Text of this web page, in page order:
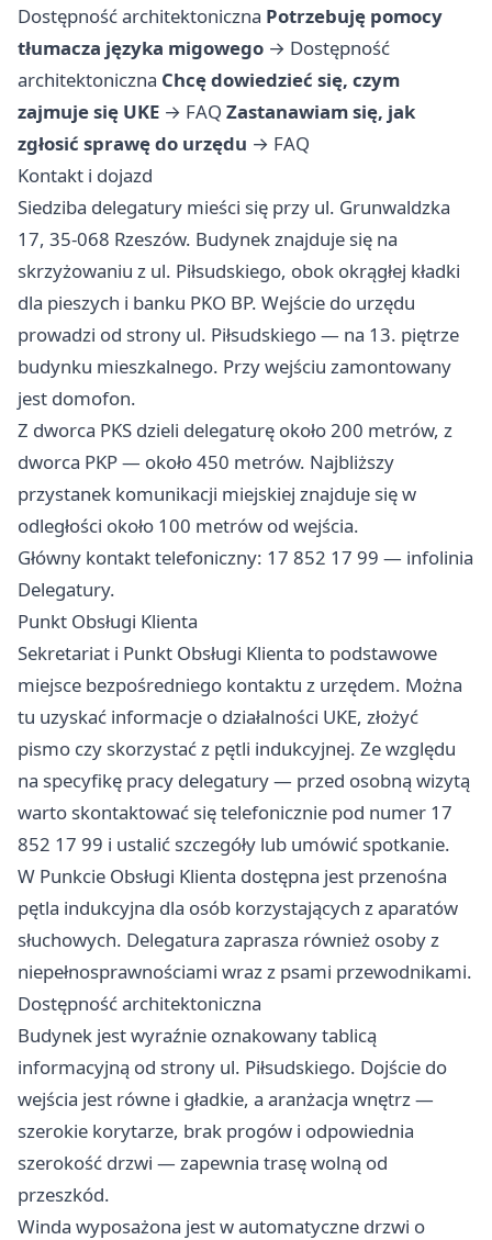
Dostępność architektoniczna Potrzebuję pomocy
tłumacza języka migowego → Dostępność
architektoniczna Chcę dowiedzieć się, czym
zajmuje się UKE → FAQ Zastanawiam się, jak
zgłosić sprawę do urzędu → FAQ
Kontakt i dojazd
Siedziba delegatury mieści się przy ul. Grunwaldzka
17, 35-068 Rzeszów. Budynek znajduje się na
skrzyżowaniu z ul. Piłsudskiego, obok okrągłej kładki
dla pieszych i banku PKO BP. Wejście do urzędu
prowadzi od strony ul. Piłsudskiego — na 13. piętrze
budynku mieszkalnego. Przy wejściu zamontowany
jest domofon.
Z dworca PKS dzieli delegaturę około 200 metrów, z
dworca PKP — około 450 metrów. Najbliższy
przystanek komunikacji miejskiej znajduje się w
odległości około 100 metrów od wejścia.
Główny kontakt telefoniczny: 17 852 17 99 — infolinia
Delegatury.
Punkt Obsługi Klienta
Sekretariat i Punkt Obsługi Klienta to podstawowe
miejsce bezpośredniego kontaktu z urzędem. Można
tu uzyskać informacje o działalności UKE, złożyć
pismo czy skorzystać z pętli indukcyjnej. Ze względu
na specyfikę pracy delegatury — przed osobną wizytą
warto skontaktować się telefonicznie pod numer 17
852 17 99 i ustalić szczegóły lub umówić spotkanie.
W Punkcie Obsługi Klienta dostępna jest przenośna
pętla indukcyjna dla osób korzystających z aparatów
słuchowych. Delegatura zaprasza również osoby z
niepełnosprawnościami wraz z psami przewodnikami.
Dostępność architektoniczna
Budynek jest wyraźnie oznakowany tablicą
informacyjną od strony ul. Piłsudskiego. Dojście do
wejścia jest równe i gładkie, a aranżacja wnętrz —
szerokie korytarze, brak progów i odpowiednia
szerokość drzwi — zapewnia trasę wolną od
przeszkód.
Winda wyposażona jest w automatyczne drzwi o